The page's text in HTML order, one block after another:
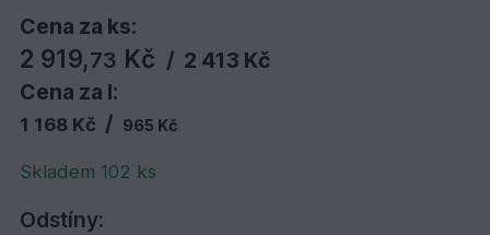
Cena za ks:
2 919,73 Kč / 2 413 Kč
Cena za l:
1 168 Kč / 965 Kč
Skladem 102 ks
Odstíny: